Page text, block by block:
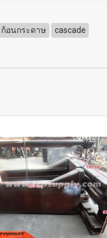
ก้อนกระดาษ cascade